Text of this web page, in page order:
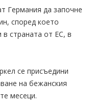
Германия да започне
според което
страната от ЕС, в
се присъедини
на бежанския
месеци.